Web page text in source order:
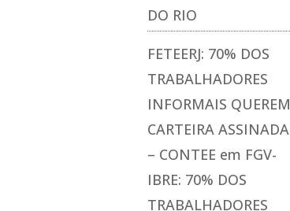
DO RIO
FETEERJ: 70% DOS
TRABALHADORES
INFORMAIS QUEREM
CARTEIRA ASSINADA
– CONTEE em FGV-
IBRE: 70% DOS
TRABALHADORES